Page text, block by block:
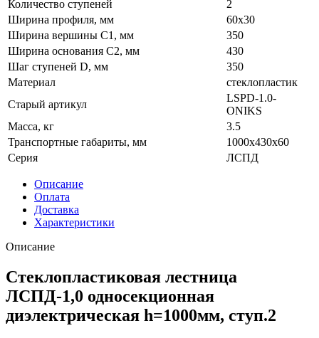
Количество ступеней
2
Ширина профиля, мм
60х30
Ширина вершины С1, мм
350
Ширина основания C2, мм
430
Шаг ступеней D, мм
350
Материал
стеклопластик
Старый артикул
LSPD-1.0-
ONIKS
Масса, кг
3.5
Транспортные габариты, мм
1000x430x60
Серия
ЛСПД
Описание
Оплата
Доставка
Характеристики
Описание
Стеклопластиковая лестница
ЛСПД-1,0 односекционная
диэлектрическая h=1000мм, ступ.2